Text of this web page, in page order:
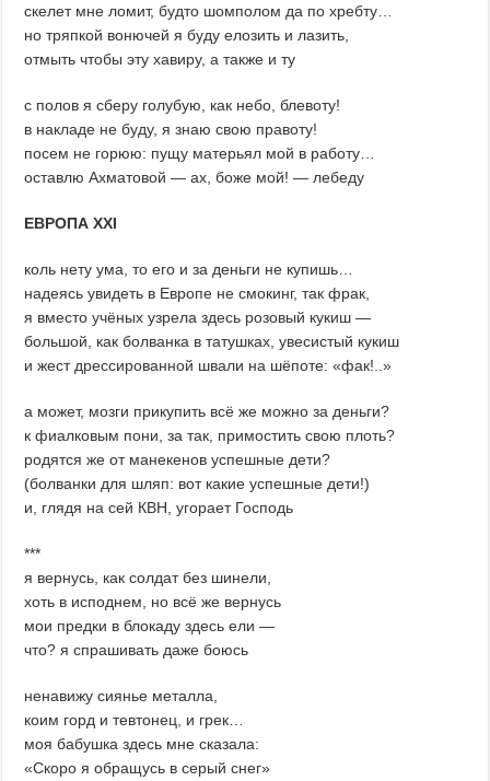
скелет мне ломит, будто шомполом да по хребту…
но тряпкой вонючей я буду елозить и лазить,
отмыть чтобы эту хавиру, а также и ту
с полов я сберу голубую, как небо, блевоту!
в накладе не буду, я знаю свою правоту!
посем не горюю: пущу матерьял мой в работу…
оставлю Ахматовой — ах, боже мой! ― лебеду
ЕВРОПА XXI
коль нету ума, то его и за деньги не купишь…
надеясь увидеть в Европе не смокинг, так фрак,
я вместо учёных узрела здесь розовый кукиш ―
большой, как болванка в татушках, увесистый кукиш
и жест дрессированной швали на шёпоте: «фак!..»
а может, мозги прикупить всё же можно за деньги?
к фиалковым пони, за так, примостить свою плоть?
родятся же от манeкенов успешные дети?
(болванки для шляп: вот какие успешные дети!)
и, глядя на сей КВН, угорает Господь
***
я вернусь, как солдат без шинели,
хоть в исподнем, но всё же вернусь
мои предки в блокаду здесь ели —
что? я спрашивать даже боюсь
ненавижу сиянье металла,
коим горд и тевтонец, и грек…
моя бабушка здесь мне сказала:
«Скоро я обращусь в серый снег»